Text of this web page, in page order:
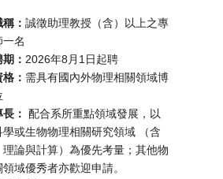
： 誠徵助理教授（含）以上之專
名
： 2026年8月1日起聘
： 需具有國內外物理相關領域博
： 配合系所重點領域發展，以
學或生物物理相關研究領域 （含
理論與計算）為優先考量；其他物
域優秀者亦歡迎申請。